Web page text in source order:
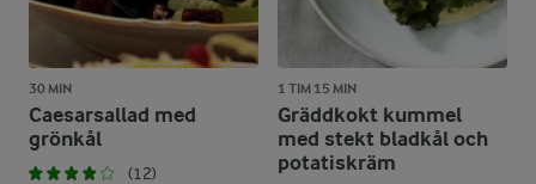
30 MIN
Caesarsallad med
grönkål
(12)
1 TIM 15 MIN
Gräddkokt kummel
med stekt bladkål och
potatiskräm